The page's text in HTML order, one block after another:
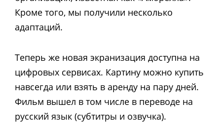
Кроме того, мы получили несколько
адаптаций.
Теперь же новая экранизация доступна на
цифровых сервисах. Картину можно купить
навсегда или взять в аренду на пару дней.
Фильм вышел в том числе в переводе на
русский язык (субтитры и озвучка).